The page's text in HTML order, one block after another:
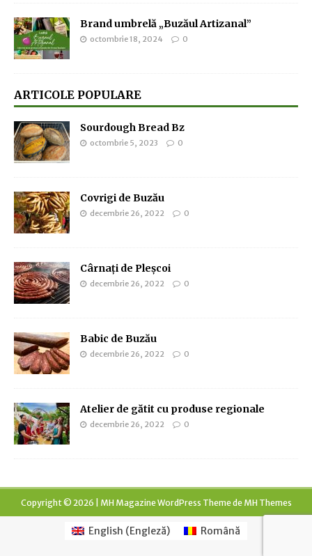
Brand umbrelă „Buzăul Artizanal”
octombrie 18, 2024 0
ARTICOLE POPULARE
Sourdough Bread Bz
octombrie 5, 2023 0
Covrigi de Buzău
decembrie 26, 2022 0
Cârnați de Pleșcoi
decembrie 26, 2022 0
Babic de Buzău
decembrie 26, 2022 0
Atelier de gătit cu produse regionale
decembrie 26, 2022 0
Copyright © 2026 | MH Magazine WordPress Theme de MH Themes
English (Engleză) Română